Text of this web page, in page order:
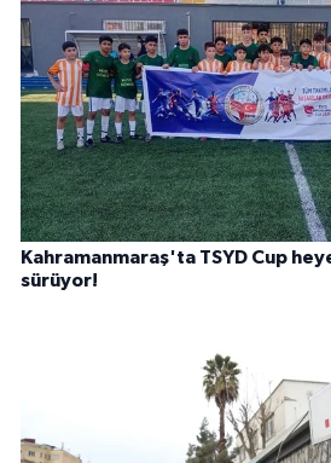
Kahramanmaraş'ta TSYD Cup
sürüyor!